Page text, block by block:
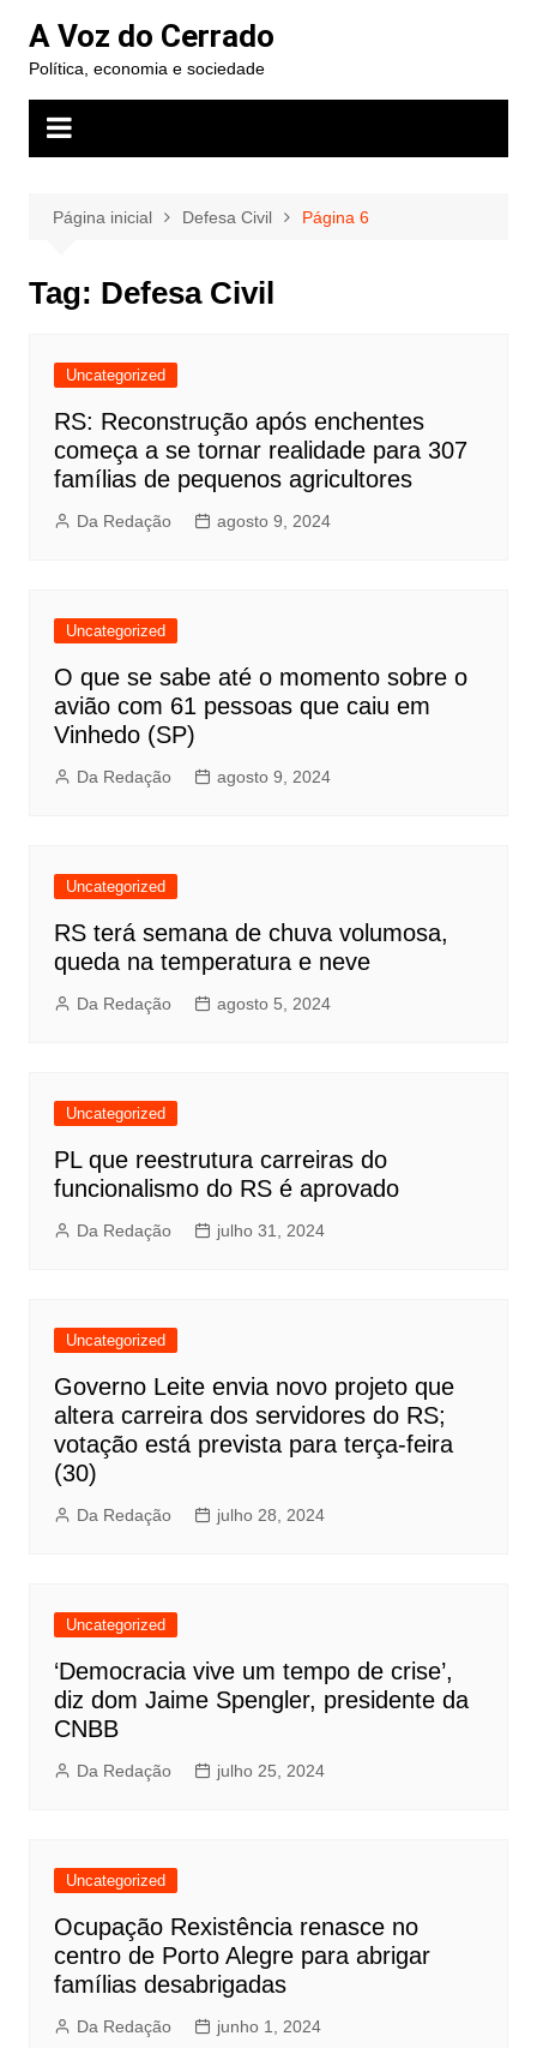
para
conteúdo
A Voz do Cerrado
Política, economia e sociedade
Página inicial Defesa Civil Página 6
Tag: Defesa Civil
Uncategorized
RS: Reconstrução após enchentes
começa a se tornar realidade para 307
famílias de pequenos agricultores
Da Redação agosto 9, 2024
Uncategorized
O que se sabe até o momento sobre o
avião com 61 pessoas que caiu em
Vinhedo (SP)
Da Redação agosto 9, 2024
Uncategorized
RS terá semana de chuva volumosa,
queda na temperatura e neve
Da Redação agosto 5, 2024
Uncategorized
PL que reestrutura carreiras do
funcionalismo do RS é aprovado
Da Redação julho 31, 2024
Uncategorized
Governo Leite envia novo projeto que
altera carreira dos servidores do RS;
votação está prevista para terça-feira
(30)
Da Redação julho 28, 2024
Uncategorized
‘Democracia vive um tempo de crise’,
diz dom Jaime Spengler, presidente da
CNBB
Da Redação julho 25, 2024
Uncategorized
Ocupação Rexistência renasce no
centro de Porto Alegre para abrigar
famílias desabrigadas
Da Redação junho 1, 2024